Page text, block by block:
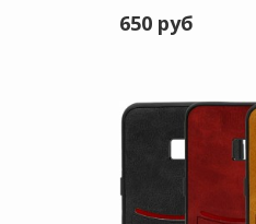
650 руб